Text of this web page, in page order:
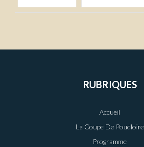
RUBRIQUES
Accueil
La Coupe De Poudloire
Programme